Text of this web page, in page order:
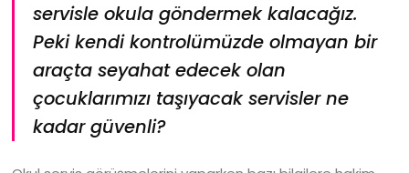
servisle okula göndermek kalacağız.
Peki kendi kontrolümüzde olmayan bir
araçta seyahat edecek olan
çocuklarımızı taşıyacak servisler ne
kadar güvenli?